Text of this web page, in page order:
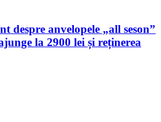
despre anvelopele „all seson”
la 2900 lei și reținerea